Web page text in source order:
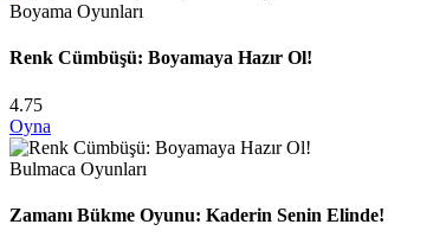
Boyama Oyunları
Renk Cümbüşü: Boyamaya Hazır Ol!
4.75
Oyna
Bulmaca Oyunları
Zamanı Bükme Oyunu: Kaderin Senin Elinde!